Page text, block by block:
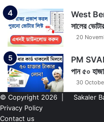
West
সালের
20
PM
পান ৫০
30
© Copyright 2026 |
Sakaler
Privacy Policy
Contact us